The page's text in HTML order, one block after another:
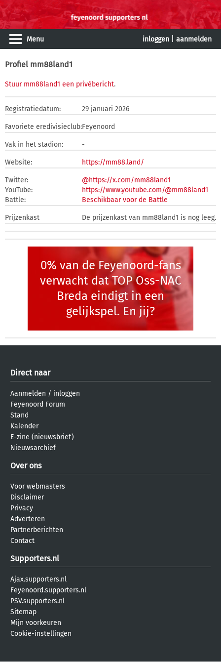
Menu inloggen aanmelden
Profiel mm88land1
Stuur mm88land1 een privébericht.
Registratiedatum: 29 januari 2026
Favoriete eredivisieclub:Feyenoord
Vak in het stadion: -
Website: https://mm88.land/
Twitter:
@https://x.com/mm88land1
YouTube:
https://www.youtube.com/@mm88land1
Battle:
Beschikbaar voor de Battle
Prijzenkast De prijzenkast van mm88land1 is nog leeg.
0% van de Feyenoord-fans
verwacht dat TOP Oss-NAC
Breda eindigt in een
gelijkspel. En jij?
Direct naar
Aanmelden / inloggen
Feyenoord Forum
Stand
Kalender
E-zine (nieuwsbrief)
Nieuwsarchief
Over ons
Voor webmasters
Disclaimer
Privacy
Adverteren
Partnerberichten
Contact
Supporters.nl
Ajax.supporters.nl
Feyenoord.supporters.nl
PSV.supporters.nl
Sitemap
Mijn voorkeuren
Cookie-instellingen